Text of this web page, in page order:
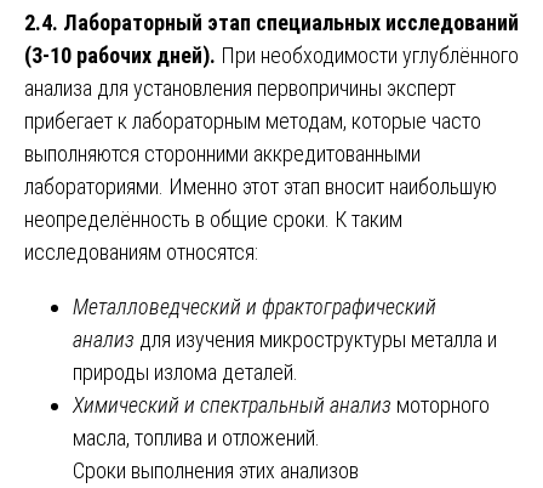
2.4. Лабораторный этап специальных исследований
(3-10 рабочих дней). При необходимости углублённого
анализа для установления первопричины эксперт
прибегает к лабораторным методам, которые часто
выполняются сторонними аккредитованными
лабораториями. Именно этот этап вносит наибольшую
неопределённость в общие сроки. К таким
исследованиям относятся:
Металловедческий и фрактографический
анализ для изучения микроструктуры металла и
природы излома деталей.
Химический и спектральный анализ моторного
масла, топлива и отложений.
Сроки выполнения этих анализов